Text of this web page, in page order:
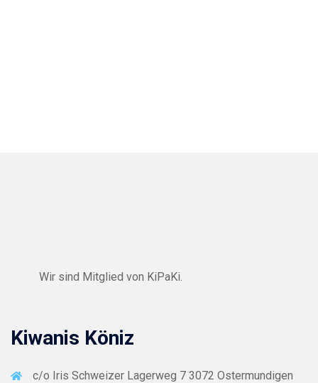
Wir sind Mitglied von KiPaKi
Kiwanis Köniz
c/o Iris Schweizer Lagerweg 7 3072 Ostermundigen